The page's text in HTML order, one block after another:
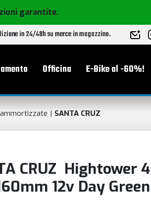
garantite.
in 24/48h su merce in magazzino.
Officina E-Bike al -60%!
CRUZ Hightower 4
12v Day
SANTA CRUZ